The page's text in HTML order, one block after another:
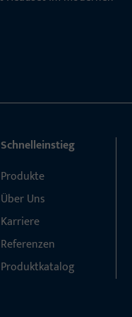
Schnelleinstieg
Produkte
Über Uns
Karriere
Referenzen
Produktkatalog